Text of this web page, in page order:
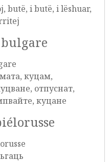
butë, i butë, i lëshuar,
куцам,
отпуснат,
куцане